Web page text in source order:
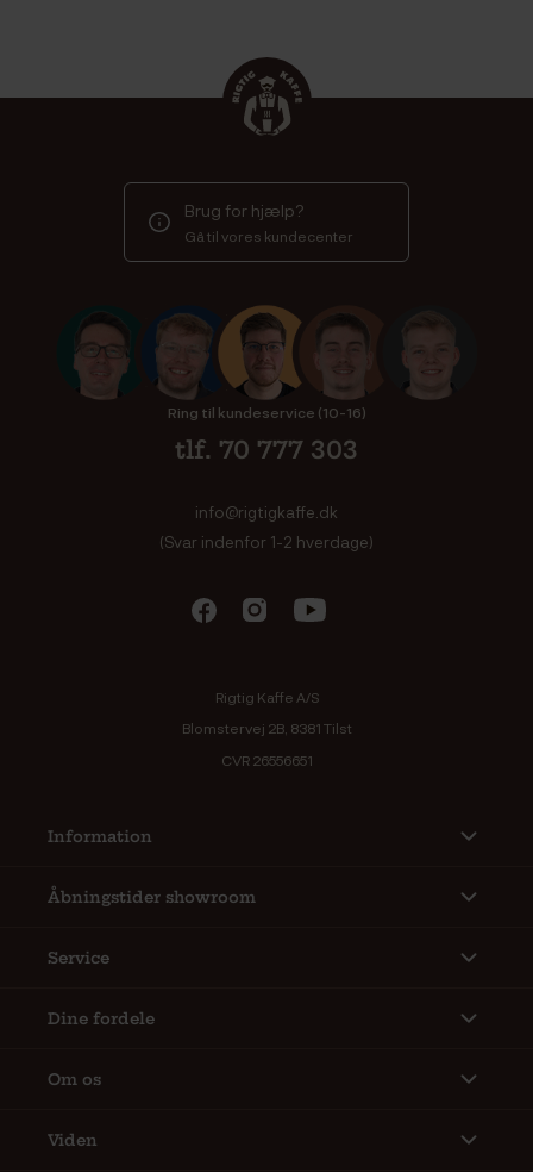
Brug for hjælp?
Gå til vores kundecenter
Ring til kundeservice (10-16)
tlf. 70 777 303
info@rigtigkaffe.dk
(Svar indenfor 1-2 hverdage)
Rigtig Kaffe A/S
Blomstervej 2B, 8381 Tilst
CVR 26556651
Information
Åbningstider showroom
Service
Dine fordele
Om os
Viden